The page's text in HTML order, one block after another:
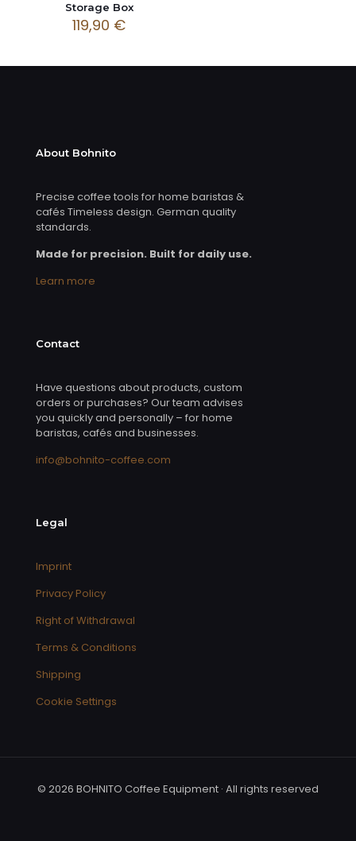
Storage Box
119,90 €
About Bohnito
Precise coffee tools for home baristas &
cafés Timeless design. German quality
standards.
Made for precision. Built for daily use.
Learn more
Contact
Have questions about products, custom
orders or purchases? Our team advises
you quickly and personally – for home
baristas, cafés and businesses.
info@bohnito-coffee.com
Legal
Imprint
Privacy Policy
Right of Withdrawal
Terms & Conditions
Shipping
Cookie Settings
© 2026 BOHNITO Coffee Equipment · All rights reserved